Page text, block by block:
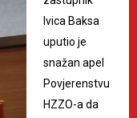
Ivica Baksa
uputio je
snažan apel
Povjerenstvu
HZZO-a da